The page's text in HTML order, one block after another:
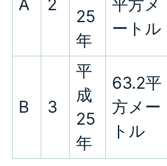
A 2
25
年
平方メ
ートル
B 3
平
成
25
年
63.2平
方メー
トル